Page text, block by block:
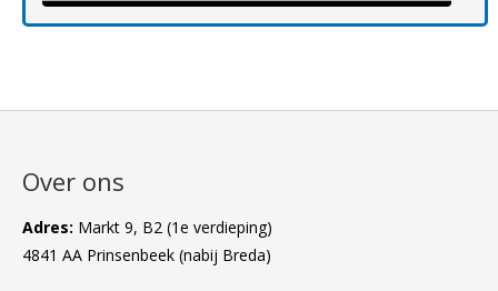
Over ons
Adres: Markt 9, B2 (1e verdieping)
4841 AA Prinsenbeek (nabij Breda)